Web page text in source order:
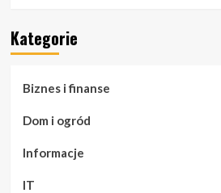
Kategorie
Biznes i finanse
Dom i ogród
Informacje
IT